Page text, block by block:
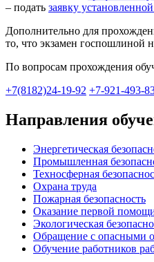
– подать заявку
Дополнительно для
то, что экзамен госпошлиной
По вопросам прохождения
+7(8182)24-19-92 +7-921-493-
Направления
Энергетическая
Промышленная
Техносферная
Охрана труда
Пожарная безопасность
Оказание первой
Экологическая
Обращение с опасными
Обучение работников